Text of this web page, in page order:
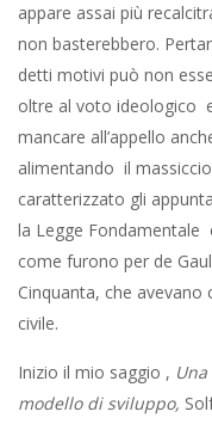
appare assai più
non basterebbero.
detti motivi può non
oltre al voto ideologico
mancare all’appello
alimentando il
caratterizzato gli
la Legge
come furono per de
Cinquanta, che avevano
civile.
Inizio il mio saggio ,
modello di sviluppo,